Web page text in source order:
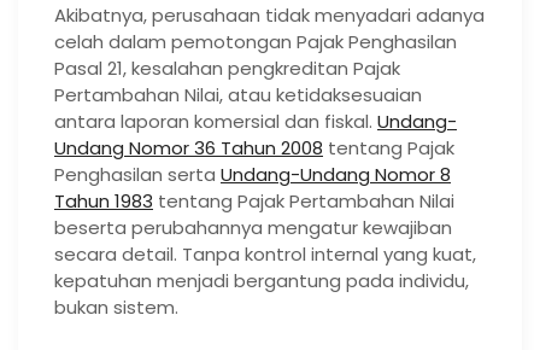
Akibatnya, perusahaan tidak menyadari adanya
celah dalam pemotongan Pajak Penghasilan
Pasal 21, kesalahan pengkreditan Pajak
Pertambahan Nilai, atau ketidaksesuaian
antara laporan komersial dan fiskal. Undang-
Undang Nomor 36 Tahun 2008 tentang Pajak
Penghasilan serta Undang-Undang Nomor 8
Tahun 1983 tentang Pajak Pertambahan Nilai
beserta perubahannya mengatur kewajiban
secara detail. Tanpa kontrol internal yang kuat,
kepatuhan menjadi bergantung pada individu,
bukan sistem.